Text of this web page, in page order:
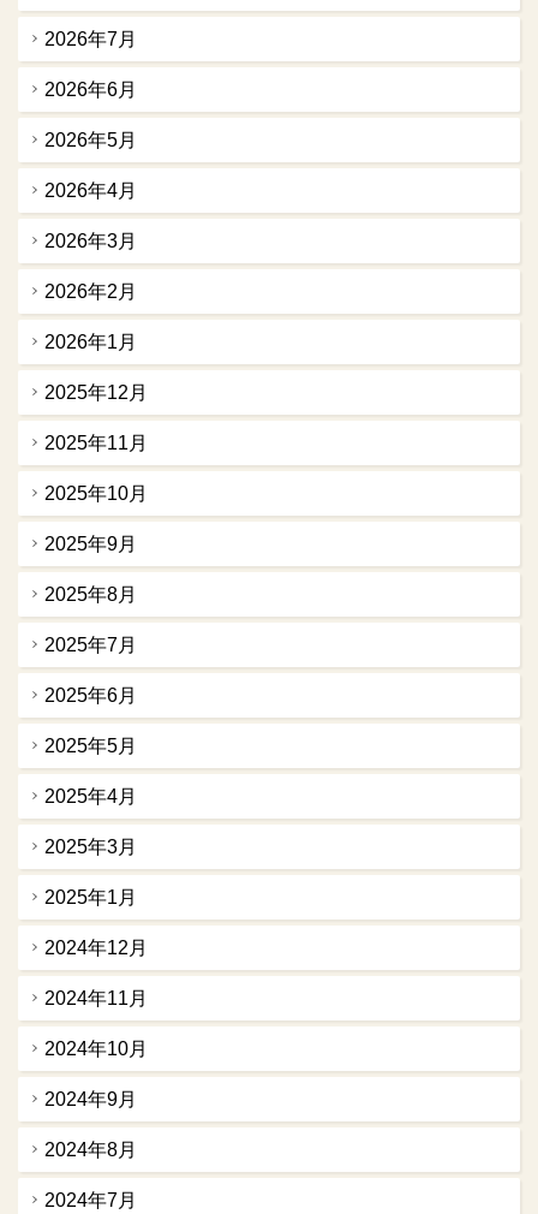
2026年7月
2026年6月
2026年5月
2026年4月
2026年3月
2026年2月
2026年1月
2025年12月
2025年11月
2025年10月
2025年9月
2025年8月
2025年7月
2025年6月
2025年5月
2025年4月
2025年3月
2025年1月
2024年12月
2024年11月
2024年10月
2024年9月
2024年8月
2024年7月